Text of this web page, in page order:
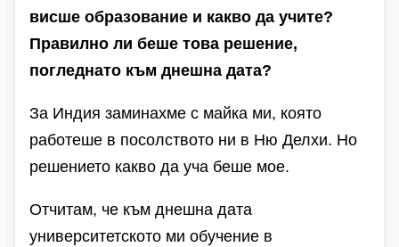
висше образование и какво да учите?
Правилно ли беше това решение,
погледнато към днешна дата?
За Индия заминахме с майка ми, която
работеше в посолството ни в Ню Делхи. Но
решението какво да уча беше мое.
Отчитам, че към днешна дата
университетското ми обучение в